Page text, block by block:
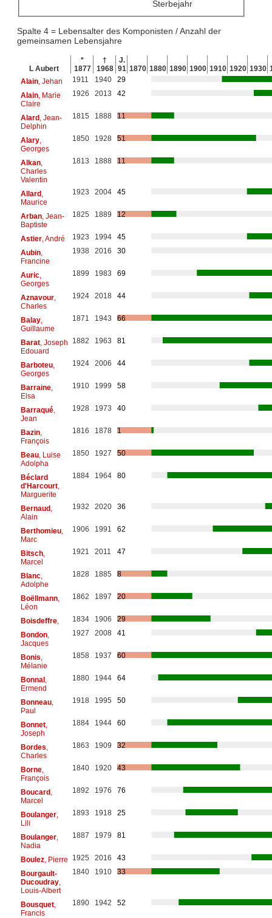
Sterbejahr
Spalte 4 = Lebensalter des Komponisten / Anzahl der
gemeinsamen Lebensjahre
L Aubert
*
1877
†
1968
J.
91 1870 1880 1890 1900 1910 1920 1930
Alain, Jehan 1911 1940
29
Alain, Marie
Claire
1926 2013 42
Alard, Jean-
Delphin
1815 1888 11
Alary,
Georges
1850 1928 51
Alkan,
Charles
Valentin
1813 1888 11
Allard,
Maurice
1923 2004 45
Arban, Jean-
Baptiste
1825 1889 12
Astier, André 1923 1994
45
Aubin,
Francine
1938 2016 30
Auric,
Georges
1899 1983 69
Aznavour,
Charles
1924 2018 44
Balay,
Guillaume
1871 1943 66
Barat, Joseph
Edouard
1882 1963 81
Barboteu,
Georges
1924 2006 44
Barraine,
Elsa
1910 1999 58
Barraqué,
Jean
1928 1973 40
Bazin,
François
1816 1878 1
Beau, Luise
Adolpha
1850 1927 50
Béclard
d'Harcourt,
Marguerite
1884 1964 80
Bernaud,
Alain
1932 2020 36
Berthomieu,
Marc
1906 1991 62
Bitsch,
Marcel
1921 2011 47
Blanc,
Adolphe
1828 1885 8
Boëllmann,
Léon
1862 1897 20
Boisdeffre, 1834 1906
29
Bondon,
Jacques
1927 2008 41
Bonis
Mélanie
1858 1937 60
Bonnal,
Ermend
1880 1944 64
Bonneau,
Paul
1918 1995 50
Bonnet,
Joseph
1884 1944 60
Bordes
Charles
1863 1909 32
Borne,
François
1840 1920 43
Boucard,
Marcel
1892 1976 76
Boulanger,
Lili
1893 1918 25
Boulanger,
Nadia
1887 1979 81
Boulez, Pierre 1925 2016
43
Bourgault-
Ducoudray,
Louis-Albert
1840 1910 33
Bousquet,
Francis
1890 1942 52